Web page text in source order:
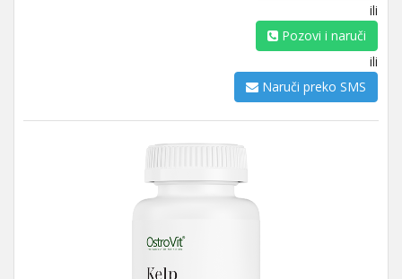
ili
Pozovi i naruči
ili
Naruči preko SMS